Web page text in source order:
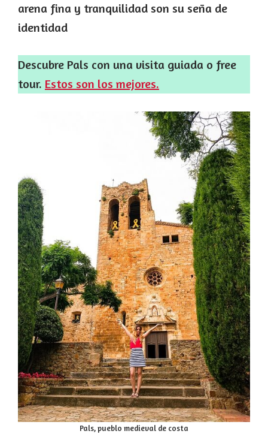
arena fina y tranquilidad son su seña de
identidad
Descubre Pals con una visita guiada o free
tour. Estos son los mejores.
Pals, pueblo medieval de costa